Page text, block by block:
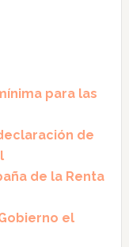
para las
de
de la Renta
el